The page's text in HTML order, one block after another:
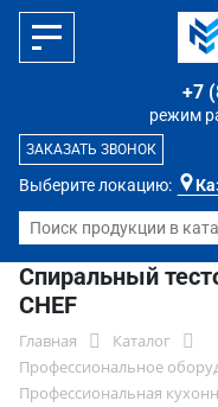
Выберите локацию:
режим
+7
ЗАКАЗАТЬ ЗВОНОК
Спиральный
CHEF
Главная
Каталог
Профессиональное
Профессиональная